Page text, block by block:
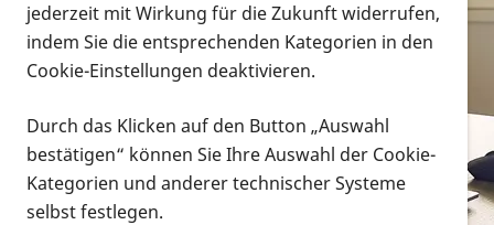
Infomaterial
Infomaterial
Vorlesen
Alle Infomaterialien in verschiedenen
Formaten an einem Ort
jederzeit mit Wirkung für die Zukunft widerrufen,
indem Sie die entsprechenden Kategorien in den
Cookie-Einstellungen deaktivieren.
Durch das Klicken auf den Button „Auswahl
bestätigen“ können Sie Ihre Auswahl der Cookie-
Kategorien und anderer technischer Systeme
selbst festlegen.